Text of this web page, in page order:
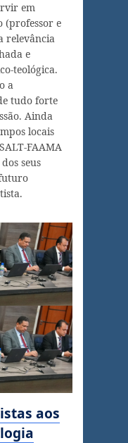
em
(professor e
relevância
e
teológica.
a
tudo forte
Ainda
locais
FAAMA
seus
aos